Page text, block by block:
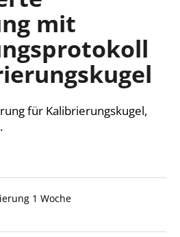
mit
für Kalibrierungskugel,
1 Woche